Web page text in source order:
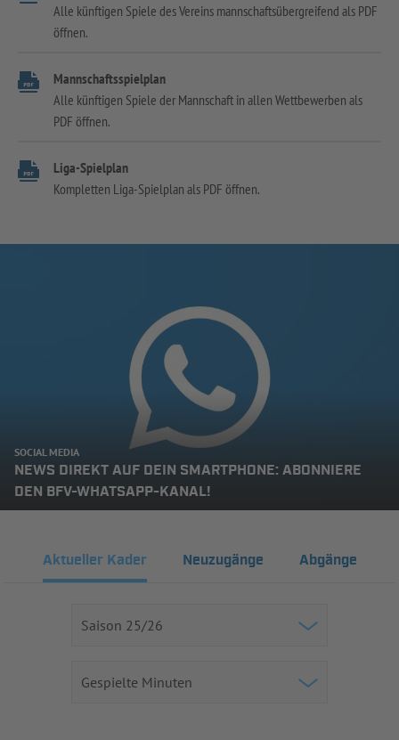
Alle künftigen Spiele des Vereins mannschaftsübergreifend als PDF
öffnen.
Mannschaftsspielplan
Alle künftigen Spiele der Mannschaft in allen Wettbewerben als
PDF öffnen.
Liga-Spielplan
Kompletten Liga-Spielplan als PDF öffnen.
SOCIAL MEDIA
NEWS DIREKT AUF DEIN SMARTPHONE: ABONNIERE
DEN BFV-WHATSAPP-KANAL!
Aktueller Kader Neuzugänge Abgänge